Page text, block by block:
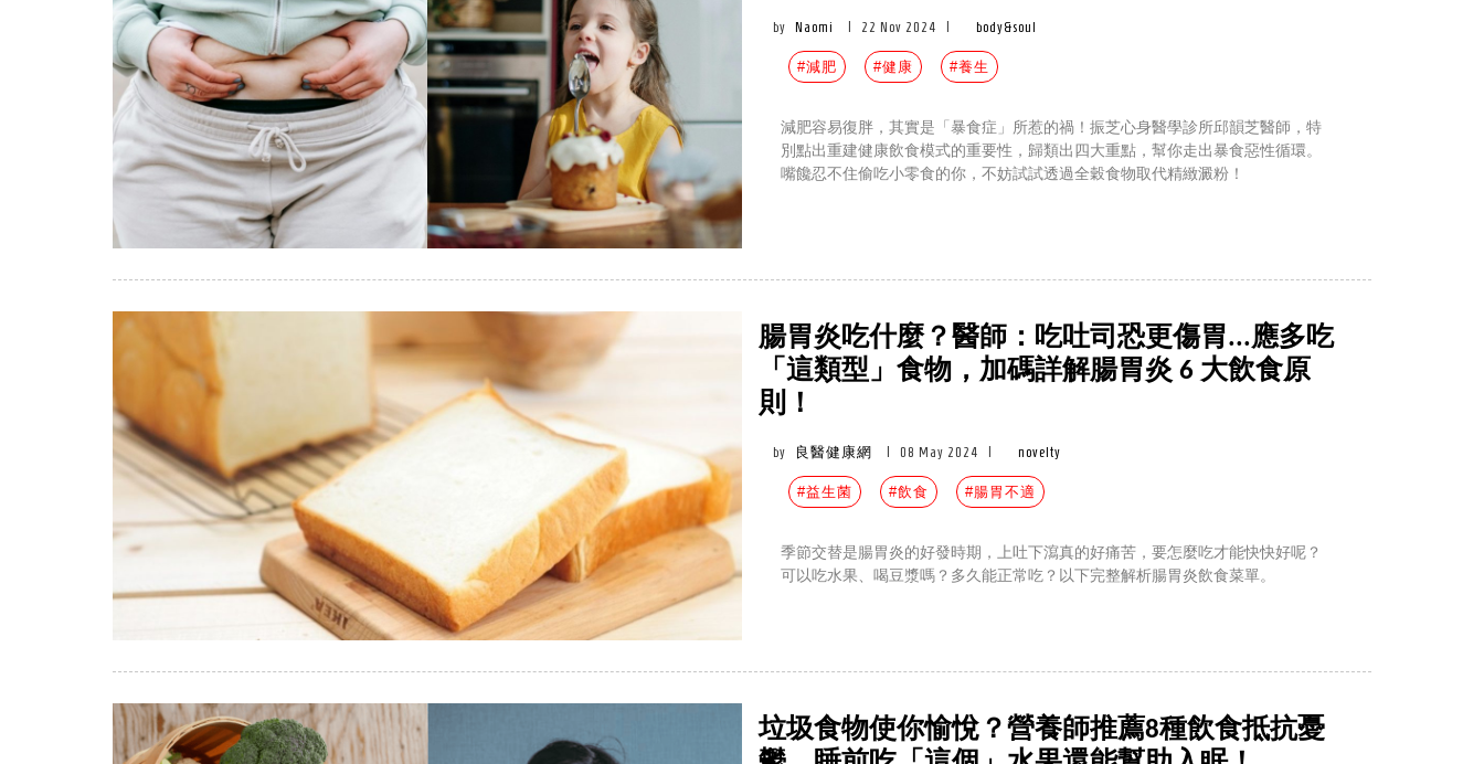
by Naomi 22 Nov 2024 body&soul
#減肥 #健康 #養生
減肥容易復胖，其實是「暴食症」所惹的禍！振芝心身醫學診所邱韻芝醫師，特
別點出重建健康飲食模式的重要性，歸類出四大重點，幫你走出暴食惡性循環。
嘴饞忍不住偷吃小零食的你，不妨試試透過全穀食物取代精緻澱粉！
腸胃炎吃什麼？醫師：吃吐司恐更傷胃...應多吃
「這類型」食物，加碼詳解腸胃炎 6 大飲食原
則！
by 良醫健康網 08 May 2024 novelty
#益生菌 #飲食 #腸胃不適
季節交替是腸胃炎的好發時期，上吐下瀉真的好痛苦，要怎麼吃才能快快好呢？
可以吃水果、喝豆漿嗎？多久能正常吃？以下完整解析腸胃炎飲食菜單。
垃圾食物使你愉悅？營養師推薦8種飲食抵抗憂